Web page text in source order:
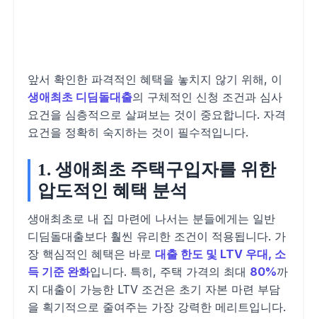
앞서 확인한 파격적인 혜택을 놓치지 않기 위해, 이
생애최초 디딤돌대출의 구체적인 신청 조건과 심사
요건을 심층적으로 살펴보는 것이 중요합니다. 자격
요건을 정확히 숙지하는 것이 필수적입니다.
1. 생애최초 주택구입자를 위한
압도적인 혜택 분석
생애최초로 내 집 마련에 나서는 분들에게는 일반
디딤돌대출보다 훨씬 유리한 조건이 적용됩니다. 가
장 핵심적인 혜택은 바로대출 한도 및 LTV 우대, 소
득 기준 완화입니다. 특히, 주택 가격의 최대 80%까
지 대출이 가능한 LTV 조건은 초기 자본 마련 부담
을 획기적으로 줄여주는 가장 강력한 메리트입니다.